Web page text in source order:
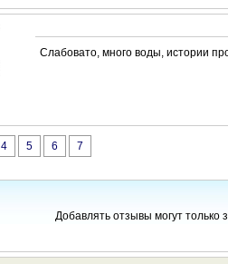
Слабовато, много воды, истории
4 5 6 7
Добавлять отзывы могут только